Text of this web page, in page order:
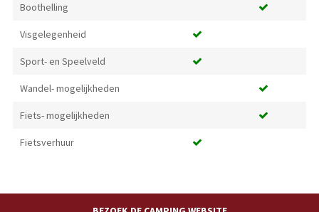
Boothelling
Visgelegenheid
Sport- en Speelveld
Wandel- mogelijkheden
Fiets- mogelijkheden
Fietsverhuur